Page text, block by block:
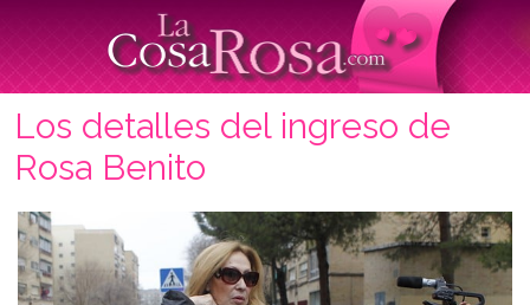
Los detalles del ingreso de
Rosa Benito